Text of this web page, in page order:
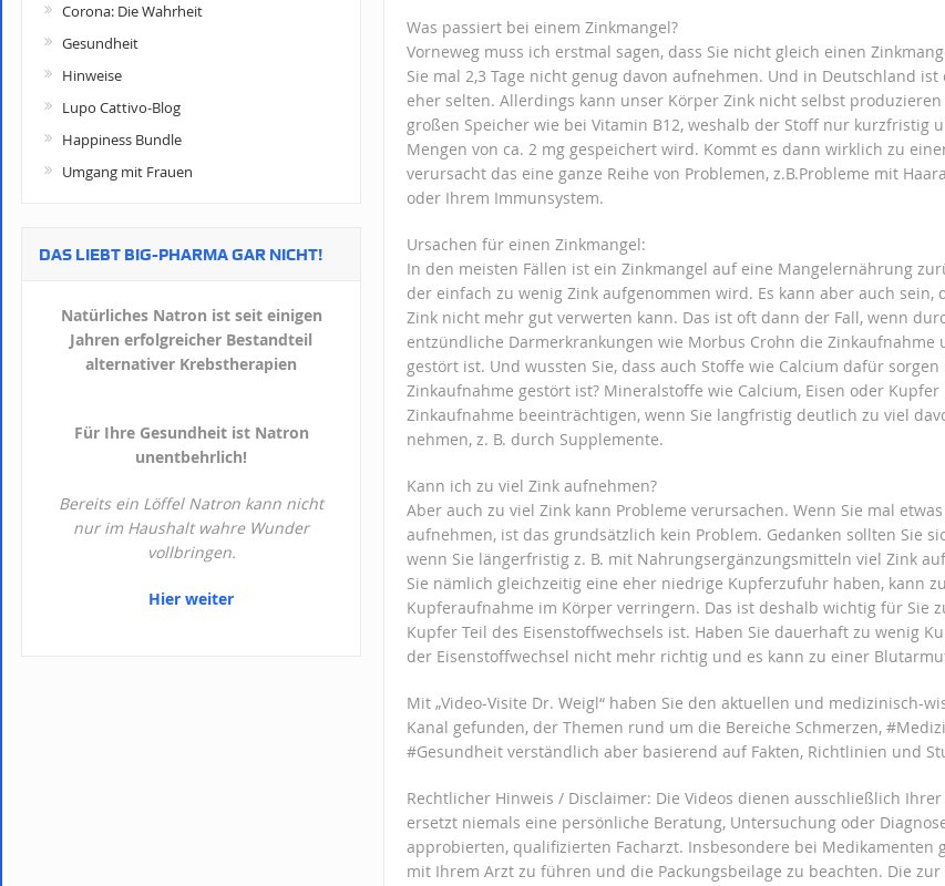
Was passiert bei einem Zinkmangel?
Vorneweg muss ich erstmal sagen, dass Sie nicht gleich einen
Sie mal 2,3 Tage nicht genug davon aufnehmen. Und in Deutschland ist
eher selten. Allerdings kann unser Körper Zink nicht selbst
großen Speicher wie bei Vitamin B12, weshalb der Stoff nur kurzfristig
Mengen von ca. 2 mg gespeichert wird. Kommt es dann wirklich zu
verursacht das eine ganze Reihe von Problemen, z.B.Probleme mit
oder Ihrem Immunsystem.
Ursachen für einen Zinkmangel:
In den meisten Fällen ist ein Zinkmangel auf eine Mangelernährung
der einfach zu wenig Zink aufgenommen wird. Es kann aber auch sein,
Zink nicht mehr gut verwerten kann. Das ist oft dann der Fall, wenn
entzündliche Darmerkrankungen wie Morbus Crohn die Zinkaufnahme
gestört ist. Und wussten Sie, dass auch Stoffe wie Calcium dafür sorgen
Zinkaufnahme gestört ist? Mineralstoffe wie Calcium, Eisen oder Kupfer
Zinkaufnahme beeinträchtigen, wenn Sie langfristig deutlich zu viel
nehmen, z. B. durch Supplemente.
Kann ich zu viel Zink aufnehmen?
Aber auch zu viel Zink kann Probleme verursachen. Wenn Sie mal
aufnehmen, ist das grundsätzlich kein Problem. Gedanken sollten Sie
wenn Sie längerfristig z. B. mit Nahrungsergänzungsmitteln viel Zink
Sie nämlich gleichzeitig eine eher niedrige Kupferzufuhr haben, kann
Kupferaufnahme im Körper verringern. Das ist deshalb wichtig für Sie
Kupfer Teil des Eisenstoffwechsels ist. Haben Sie dauerhaft zu wenig
der Eisenstoffwechsel nicht mehr richtig und es kann zu einer
Mit „Video-Visite Dr. Weigl“ haben Sie den aktuellen und medizinisch-
Kanal gefunden, der Themen rund um die Bereiche Schmerzen,
#Gesundheit verständlich aber basierend auf Fakten, Richtlinien und
Rechtlicher Hinweis / Disclaimer: Die Videos dienen ausschließlich
ersetzt niemals eine persönliche Beratung, Untersuchung oder
approbierten, qualifizierten Facharzt. Insbesondere bei Medikamenten
mit Ihrem Arzt zu führen und die Packungsbeilage zu beachten. Die
Corona: Die Wahrheit
Gesundheit
Hinweise
Lupo Cattivo-Blog
Happiness Bundle
Umgang mit Frauen
DAS LIEBT BIG-PHARMA GAR NICHT!
Natürliches Natron ist seit einigen
Jahren erfolgreicher Bestandteil
alternativer Krebstherapien
Für Ihre Gesundheit ist Natron
unentbehrlich!
Bereits ein Löffel Natron kann nicht
nur im Haushalt wahre Wunder
vollbringen.
Hier weiter